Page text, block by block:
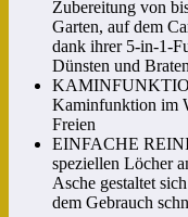
Zubereitung von
Garten, auf dem
dank ihrer 5-in-1-
Dünsten und Braten
Kaminfunktion im
Freien
EINFACHE
speziellen Löcher
Asche gestaltet
dem Gebrauch